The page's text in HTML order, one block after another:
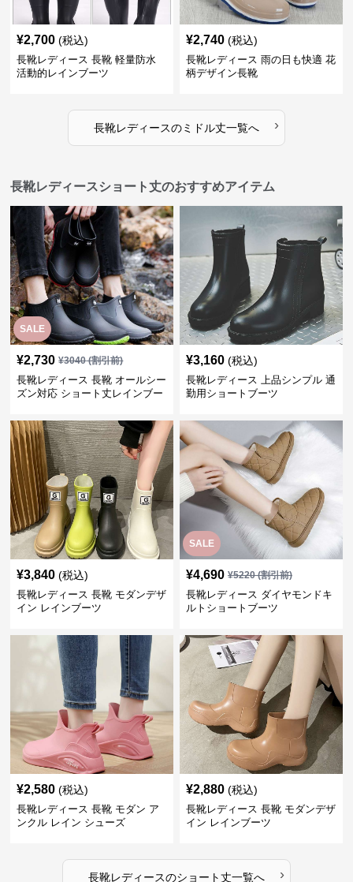
¥2,700 (税込)
長靴レディース 長靴 軽量防水
活動的レインブーツ
¥2,740 (税込)
長靴レディース 雨の日も快適 花
柄デザイン長靴
長靴レディースのミドル丈一覧へ ›
長靴レディースショート丈のおすすめアイテム
SALE
¥2,730 ¥3040(割引前)
長靴レディース 長靴 オールシー
ズン対応 ショート丈レインブー
¥3,160 (税込)
長靴レディース 上品シンプル 通
勤用ショートブーツ
¥3,840 (税込)
長靴レディース 長靴 モダンデザ
イン レインブーツ
SALE
¥4,690 ¥5220(割引前)
長靴レディース ダイヤモンドキ
ルトショートブーツ
¥2,580 (税込)
長靴レディース 長靴 モダン ア
ンクル レイン シューズ
¥2,880 (税込)
長靴レディース 長靴 モダンデザ
イン レインブーツ
長靴レディースのショート丈一覧へ ›